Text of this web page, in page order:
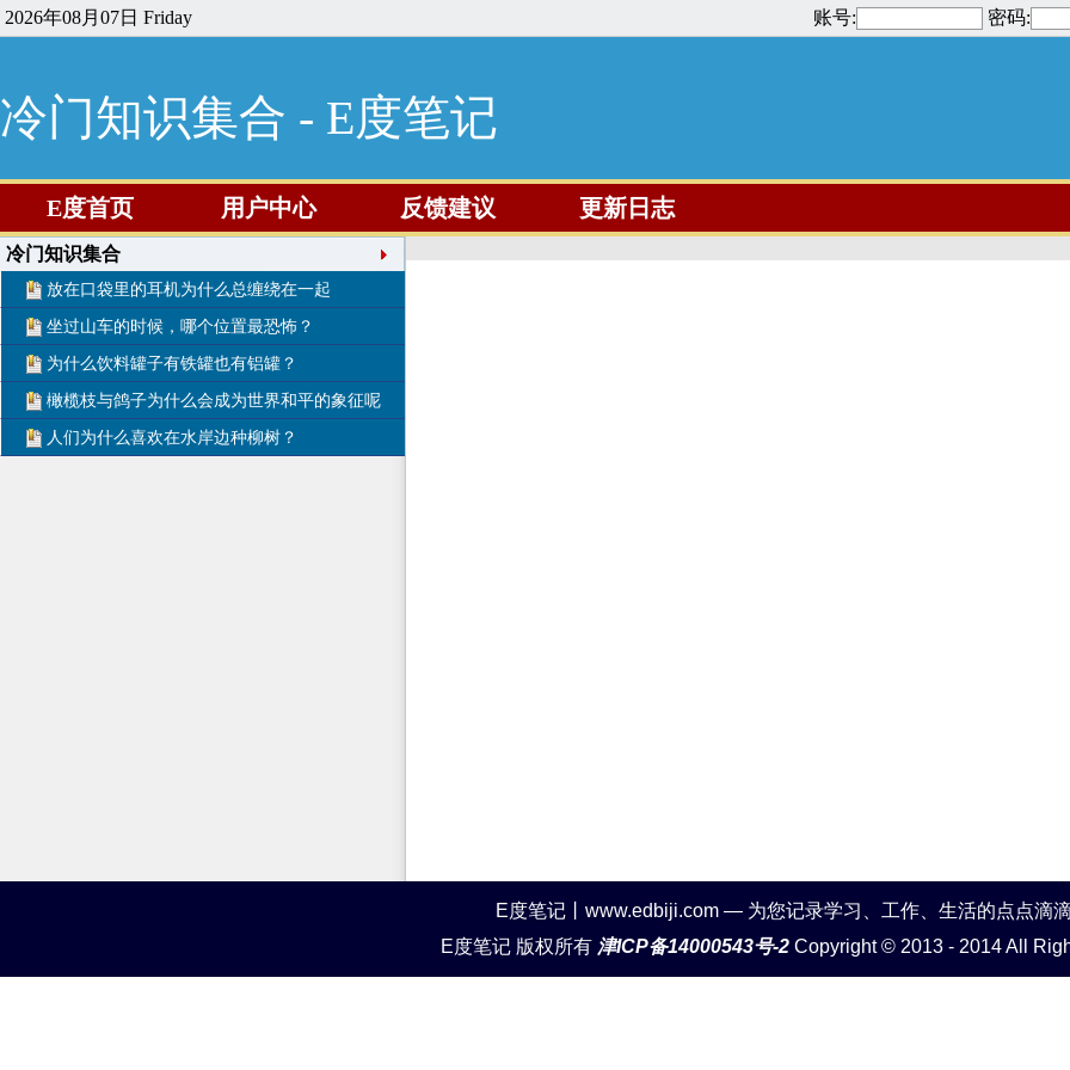
2026年08月07日 Friday 账号: 密码:
冷门知识集合 - E度笔记
E度首页 用户中心 反馈建议 更新日志
冷门知识集合
放在口袋里的耳机为什么总缠绕在一起
坐过山车的时候，哪个位置最恐怖？
为什么饮料罐子有铁罐也有铝罐？
橄榄枝与鸽子为什么会成为世界和平的象征呢
人们为什么喜欢在水岸边种柳树？
E度笔记丨www.edbiji.com — 为您记录学习、工作、生活的点点
E度笔记 版权所有 津ICP备14000543号-2Copyright © 2013 - 2014 All